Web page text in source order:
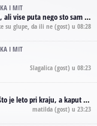
I MIT
stranama interneta. Te stoga zakljucujem da je Tom Waits Lady Gaga muzike namrstenih, ma
su glupe, da ili ne (gost) u 08:28
I MIT
Slagalica (gost) u 08:23
podseća na pirotski ćilim je iz tradicije Navaho indijanaca ;)
matilda (gost) u 23:23